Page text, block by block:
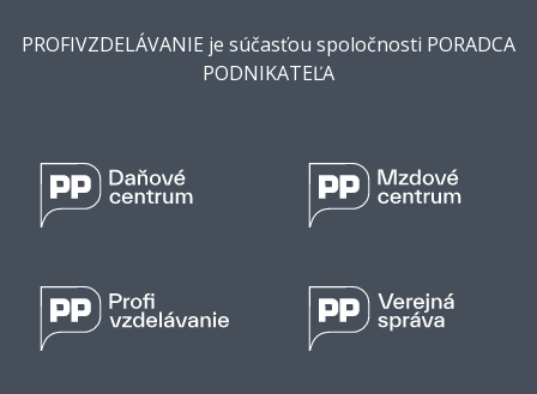
PROFIVZDELÁVANIE je súčasťou spoločnosti PORADCA
PODNIKATEĽA